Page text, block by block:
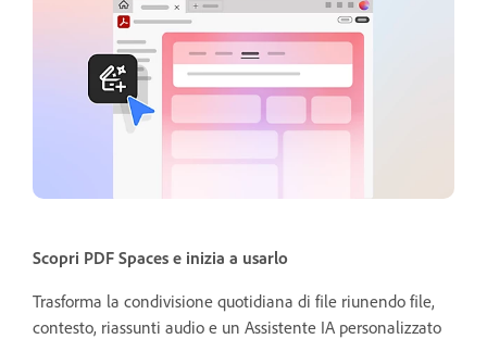
Scopri PDF Spaces e inizia a usarlo
Trasforma la condivisione quotidiana di file riunendo file,
contesto, riassunti audio e un Assistente IA personalizzato